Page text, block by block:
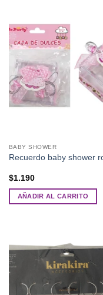
BABY SHOWER
Recuerdo baby shower
$1.190
AÑADIR AL CARRITO